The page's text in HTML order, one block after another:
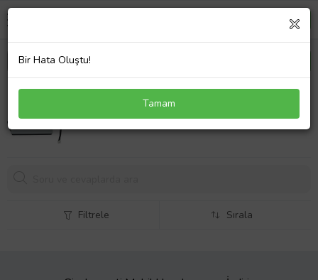
Toshiba Satellite L505-GS5037 Fan Cpu Fan
İşlemci Soğutucusu
582,30 TL
Filtrele Sırala
Bir Hata Oluştu!
Tamam